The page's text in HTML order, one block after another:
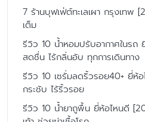
7 ร้านบุฟเฟ่ต์ทะเลเผา กรุงเท
เต็ม
รีวิว 10 น้ำหอมปรับอากาศในร
สดชื่น ไร้กลิ่นอับ ทุกการเดินทาง
รีวิว 10 เซรั่มลดริ้วรอย40+ ยี่ห้
กระชับ ไร้ริ้วรอย
รีวิว 10 น้ำยาถูพื้น ยี่ห้อไหนดี